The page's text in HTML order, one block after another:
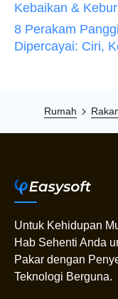
Kebaikan &
8 Perakam
Dipercayai: Ciri,
Rumah
Untuk Kehidupan
Hab Sehenti Anda
Pakar dengan
Teknologi Berguna.